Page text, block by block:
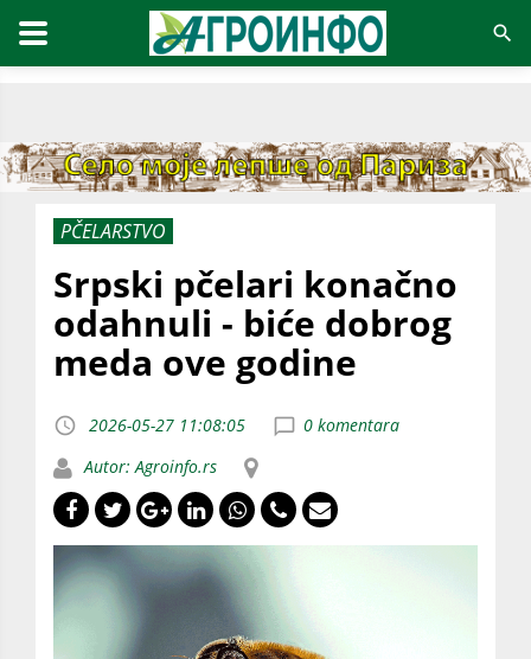
PČELARSTVO
Srpski pčelari konačno
odahnuli - biće dobrog
meda ove godine
2026-05-27 11:08:05
0 komentara
Autor: Agroinfo.rs